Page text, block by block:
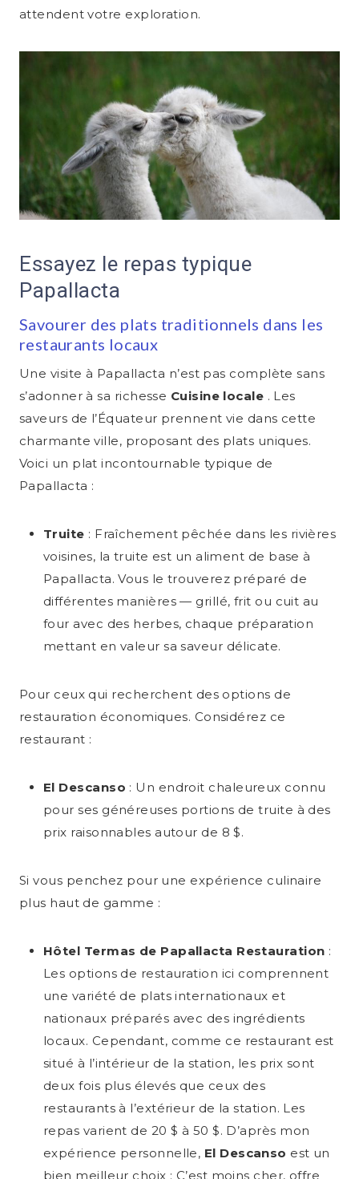
attendent votre exploration.
Essayez le repas typique
Papallacta
Savourer des plats traditionnels dans les
restaurants locaux
Une visite à Papallacta n’est pas complète sans
s’adonner à sa richesse Cuisine locale . Les
saveurs de l’Équateur prennent vie dans cette
charmante ville, proposant des plats uniques.
Voici un plat incontournable typique de
Papallacta :
Truite : Fraîchement pêchée dans les rivières
voisines, la truite est un aliment de base à
Papallacta. Vous le trouverez préparé de
différentes manières — grillé, frit ou cuit au
four avec des herbes, chaque préparation
mettant en valeur sa saveur délicate.
Pour ceux qui recherchent des options de
restauration économiques. Considérez ce
restaurant :
El Descanso : Un endroit chaleureux connu
pour ses généreuses portions de truite à des
prix raisonnables autour de 8 $.
Si vous penchez pour une expérience culinaire
plus haut de gamme :
Hôtel Termas de Papallacta Restauration :
Les options de restauration ici comprennent
une variété de plats internationaux et
nationaux préparés avec des ingrédients
locaux. Cependant, comme ce restaurant est
situé à l’intérieur de la station, les prix sont
deux fois plus élevés que ceux des
restaurants à l’extérieur de la station. Les
repas varient de 20 $ à 50 $. D’après mon
expérience personnelle, El Descanso est un
bien meilleur choix ; C’est moins cher, offre